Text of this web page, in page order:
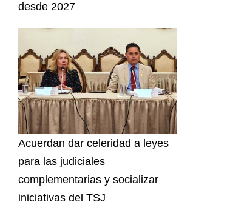
desde 2027
Acuerdan dar celeridad a leyes
para las judiciales
complementarias y socializar
iniciativas del TSJ